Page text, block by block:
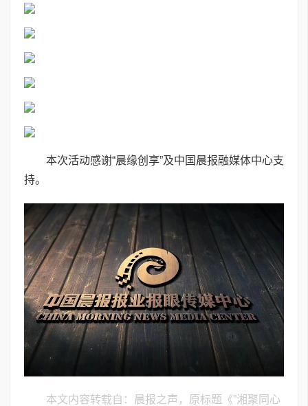
本次活动感谢“晨缘创享”及中国晨报融媒体中心支
持。
本文内容转载自：晨报之声，原标题《”湘聚同心